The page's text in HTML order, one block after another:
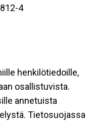
4
henkilötiedoille,
osallistuvista.
annetuista
Tietosuojassa